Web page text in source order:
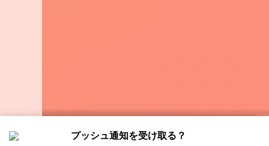
プッシュ通知を受け取る？